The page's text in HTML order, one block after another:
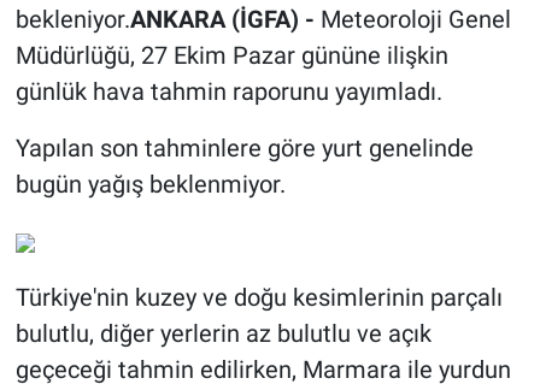
bekleniyor.ANKARA (İGFA) - Meteoroloji Genel
Müdürlüğü, 27 Ekim Pazar gününe ilişkin
günlük hava tahmin raporunu yayımladı.
Yapılan son tahminlere göre yurt genelinde
bugün yağış beklenmiyor.
Türkiye'nin kuzey ve doğu kesimlerinin parçalı
bulutlu, diğer yerlerin az bulutlu ve açık
geçeceği tahmin edilirken, Marmara ile yurdun